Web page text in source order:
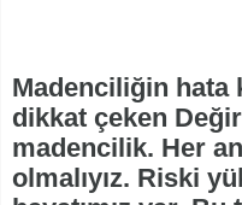
Madenciliğin hata
dikkat çeken
madencilik. Her
olmalıyız. Riski